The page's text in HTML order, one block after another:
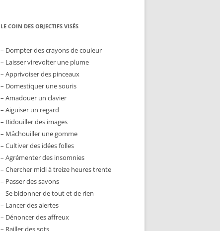
LE COIN DES OBJECTIFS VISÉS
– Dompter des crayons de couleur
– Laisser virevolter une plume
– Apprivoiser des pinceaux
– Domestiquer une souris
– Amadouer un clavier
– Aiguiser un regard
– Bidouiller des images
– Mâchouiller une gomme
– Cultiver des idées folles
– Agrémenter des insomnies
– Chercher midi à treize heures trente
– Passer des savons
– Se bidonner de tout et de rien
– Lancer des alertes
– Dénoncer des affreux